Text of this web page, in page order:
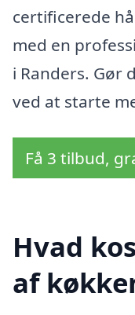
certificerede
med en
i Randers. Gør
ved at starte
Få 3 tilbud,
Hvad
af